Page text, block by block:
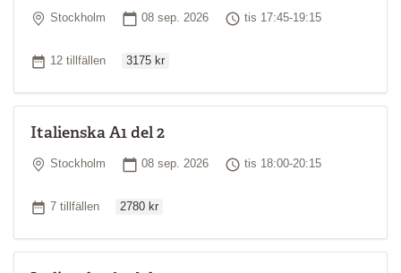
Plats
Stockholm Startdatum
08 sep. 2026 Tid
tis 17:45-19:15
Antal tillfällen
12 tillfällen 3175 kr
Italienska A1 del 2
Plats
Stockholm Startdatum
08 sep. 2026 Tid
tis 18:00-20:15
Antal tillfällen
7 tillfällen 2780 kr